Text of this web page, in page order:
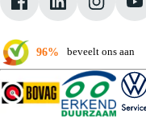
Verkoopvoorwaarden
96% beveelt ons aan